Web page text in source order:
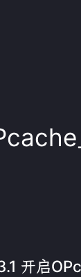
开启